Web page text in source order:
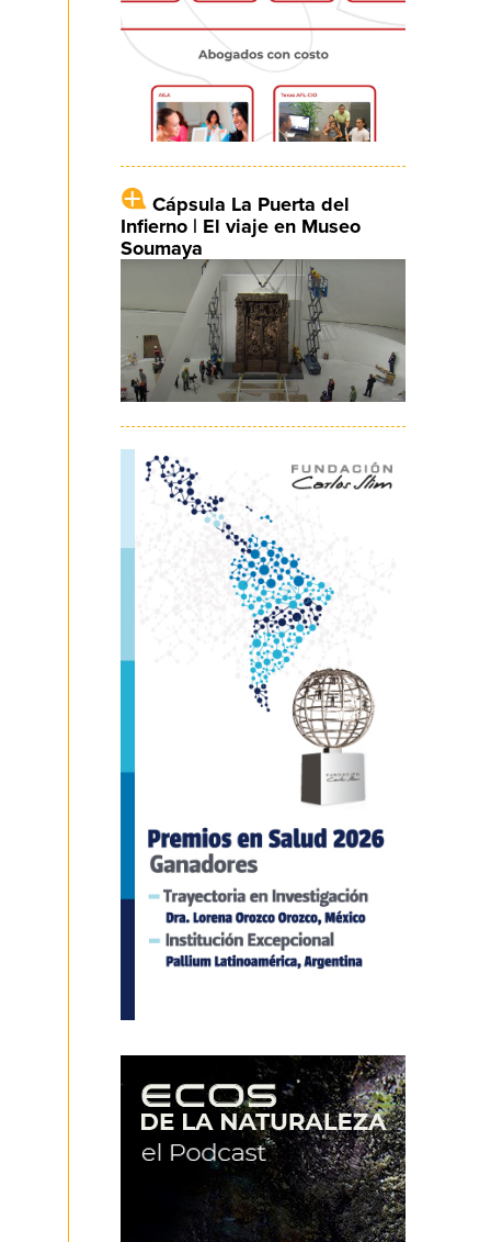
Cápsula La Puerta del
Infierno | El viaje en Museo
Soumaya